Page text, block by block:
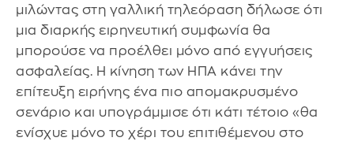
μιλώντας στη γαλλική τηλεόραση δήλωσε ότι
μια διαρκής ειρηνευτική συμφωνία θα
μπορούσε να προέλθει μόνο από εγγυήσεις
ασφαλείας. Η κίνηση των ΗΠΑ κάνει την
επίτευξη ειρήνης ένα πιο απομακρυσμένο
σενάριο και υπογράμμισε ότι κάτι τέτοιο «θα
ενίσχυε μόνο το χέρι του επιτιθέμενου στο